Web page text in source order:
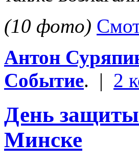
(10 фото)
Антон
Событие. | 2
День
Минске